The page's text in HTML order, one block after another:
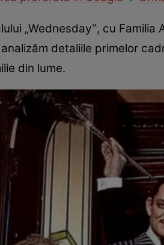
„Wednesday‟, cu
detaliile primelor
din lume.